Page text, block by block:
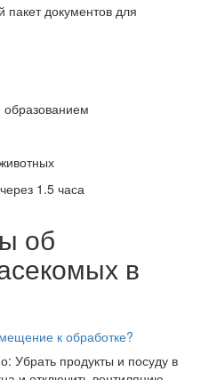
документов для
1.5 часа
об
в
к обработке?
Убрать продукты и посуду в